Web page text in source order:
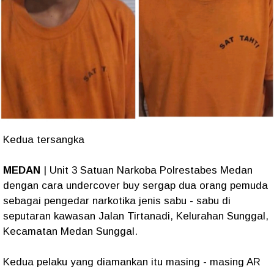
Kedua tersangka
MEDAN
| Unit 3 Satuan Narkoba Polrestabes Medan
dengan cara undercover buy sergap dua orang pemuda
sebagai pengedar narkotika jenis sabu - sabu di
seputaran kawasan Jalan Tirtanadi, Kelurahan Sunggal,
Kecamatan Medan Sunggal.
Kedua pelaku yang diamankan itu masing - masing AR